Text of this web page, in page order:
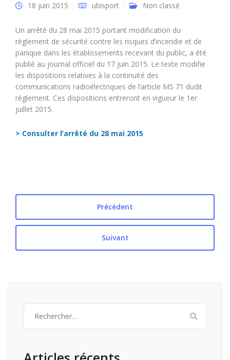
18 juin 2015 ubisport Non classé
Un arrêté du 28 mai 2015 portant modification du
règlement de sécurité contre les risques d’incendie et de
panique dans les établissements recevant du public, a été
publié au journal officiel du 17 juin 2015. Le texte modifie
les dispositions relatives à la continuité des
communications radioélectriques de l’article MS 71 dudit
règlement. Ces dispositions entreront en vigueur le 1er
juillet 2015.
> Consulter l’arrêté du 28 mai 2015
Précédent
Suivant